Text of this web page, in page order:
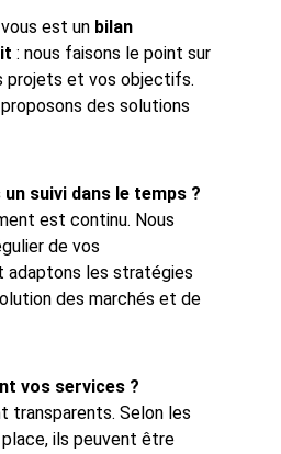
est un bilan
: nous faisons le point sur
projets et vos objectifs.
des solutions
suivi dans le temps ?
est continu. Nous
de vos
adaptons les stratégies
des marchés et de
vos services ?
transparents. Selon les
ils peuvent être